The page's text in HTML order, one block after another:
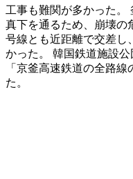
工事も難関が多かった。
真下を通るため、崩壊の
号線とも近距離で交差し
かった。 韓国鉄道施設
「京釜高速鉄道の全路
た。